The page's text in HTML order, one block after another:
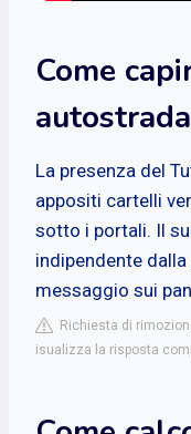
Come
La presenza del
appositi cartelli
sotto i portali. Il
indipendente
messaggio sui
Richiesta di
isualizza la risposta